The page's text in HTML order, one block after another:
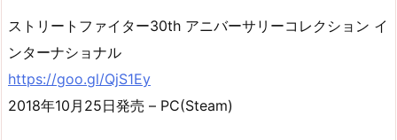
ストリートファイター30th アニバーサリーコレクション イ
ンターナショナル
https://goo.gl/QjS1Ey
2018年10月25日発売 – PC(Steam)